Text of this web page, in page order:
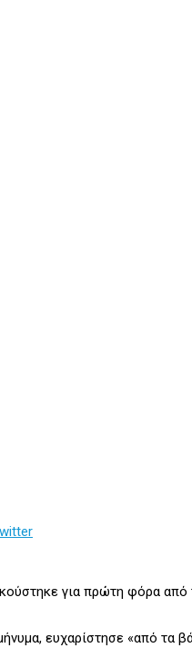
για πρώτη φόρα από
ευχαρίστησε «από τα